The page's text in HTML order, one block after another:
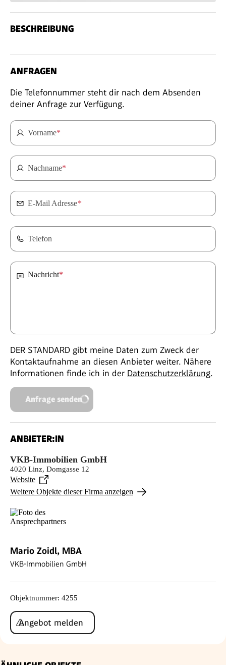
BESCHREIBUNG
ANFRAGEN
Die Telefonnummer steht dir nach dem Absenden
deiner Anfrage zur Verfügung.
Vorname*
Nachname*
E-Mail Adresse*
Telefon
Nachricht*
DER STANDARD gibt meine Daten zum Zweck der
Kontaktaufnahme an diesen Anbieter weiter. Nähere
Informationen finde ich in der Datenschutzerklärung.
Anfrage senden
ANBIETER:IN
VKB-Immobilien GmbH
4020 Linz, Domgasse 12
Website
Weitere Objekte dieser Firma anzeigen
Mario Zoidl, MBA
VKB-Immobilien GmbH
Objektnummer: 4255
Angebot melden